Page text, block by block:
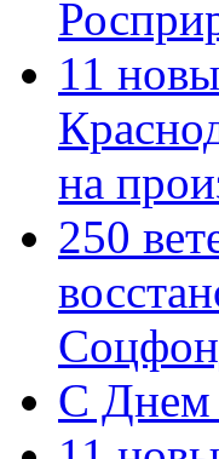
11
на
250
С